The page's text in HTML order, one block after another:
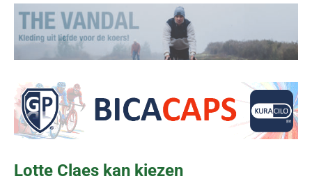
Lotte Claes kan kiezen